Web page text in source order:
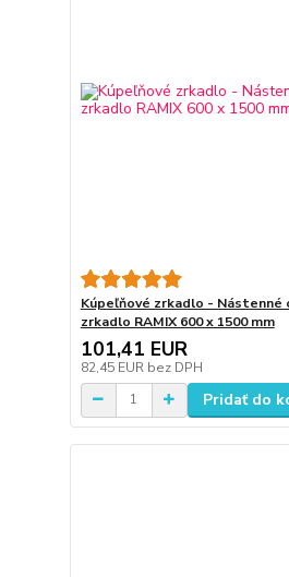
Kúpeľňové zrkadlo - Nástenné
zrkadlo RAMIX 600 x 1500 mm
101,41 EUR
82,45 EUR bez DPH
Pridať do